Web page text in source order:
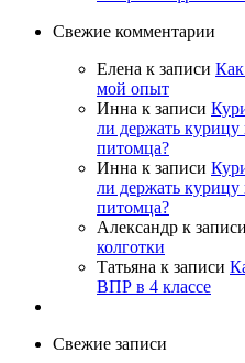
Свежие комментарии
Елена к записи
мой опыт
Инна к записи
ли держать курицу
питомца?
Инна к записи
ли держать курицу
питомца?
Александр к записи
колготки
Татьяна к записи
ВПР в 4 классе
Свежие записи